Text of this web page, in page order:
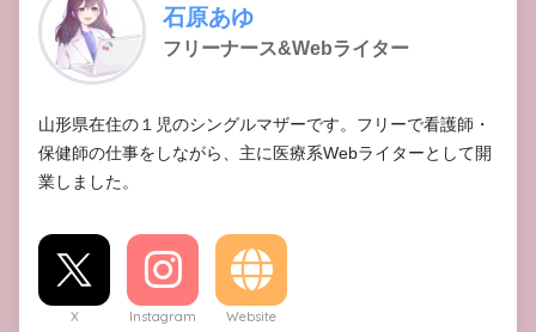
石原あゆ
フリーナース&Webライター
山形県在住の１児のシングルマザーです。フリーで看護師・
保健師の仕事をしながら、主に医療系Webライターとして開
業しました。
X Instagram Website